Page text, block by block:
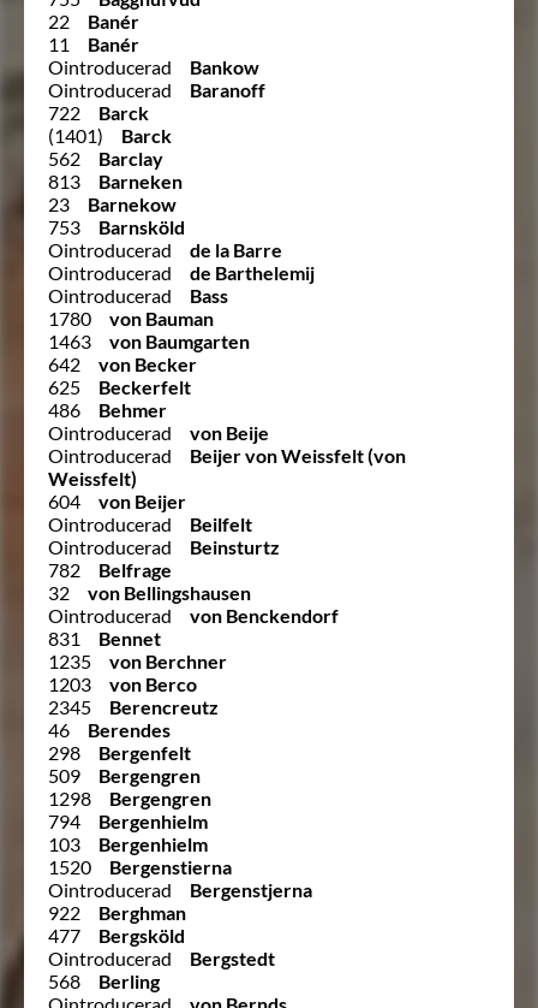
22
Banér
11
Banér
Ointroducerad
Bankow
Ointroducerad
Baranoff
722
Barck
(1401)
Barck
562
Barclay
813
Barneken
23
Barnekow
753
Barnsköld
Ointroducerad
de la Barre
Ointroducerad
de Barthelemij
Ointroducerad
Bass
1780
von Bauman
1463
von Baumgarten
642
von Becker
625
Beckerfelt
486
Behmer
Ointroducerad
von Beije
Ointroducerad
Beijer von Weissfelt (von
Weissfelt)
604
von Beijer
Ointroducerad
Beilfelt
Ointroducerad
Beinsturtz
782
Belfrage
32
von Bellingshausen
Ointroducerad
von Benckendorf
831
Bennet
1235
von Berchner
1203
von Berco
2345
Berencreutz
46
Berendes
298
Bergenfelt
509
Bergengren
1298
Bergengren
794
Bergenhielm
103
Bergenhielm
1520
Bergenstierna
Ointroducerad
Bergenstjerna
922
Berghman
477
Bergsköld
Ointroducerad
Bergstedt
568
Berling